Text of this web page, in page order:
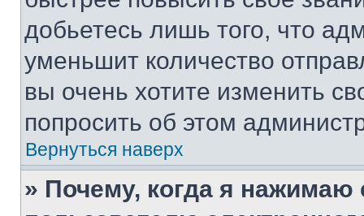
добьетесь лишь того, что
уменьшит количество
вы очень хотите изменить
попросить об этом
Вернуться наверх
» Почему, когда я нажимаю